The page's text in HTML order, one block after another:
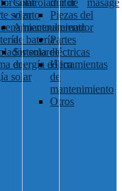
solar
solar
solar
de
solar
Controlador de
viento
Almacenamiento
de batería
Sistema de
energía eólica
motor
Piezas del
alternador
Partes
eléctricas
Herramientas
de
mantenimiento
Otros
masage